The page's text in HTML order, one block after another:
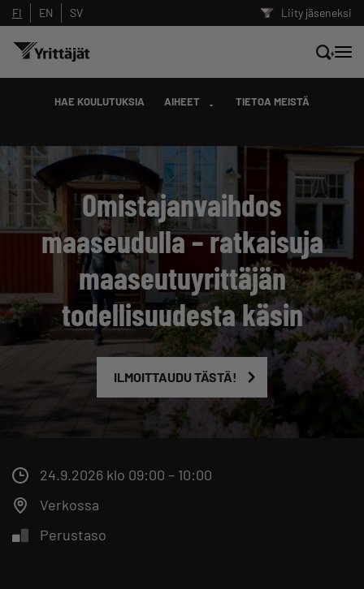
Liity jäseneksi
FI EN SV
HAE KOULUTUKSIA AIHEET TIETOA MEISTÄ
Omistajanvaihdos
maaseudulla – ratkaisuja
maaseutuyrittäjän
todellisuudesta käsin
ILMOITTAUDU TÄSTÄ!
24.9.2026 klo 09:00 – 10:00
Verkossa
Perustaso
Hae sivustolta tai kysy suoraan
Suodata hakutuloksia: näytä kaikki sisältö